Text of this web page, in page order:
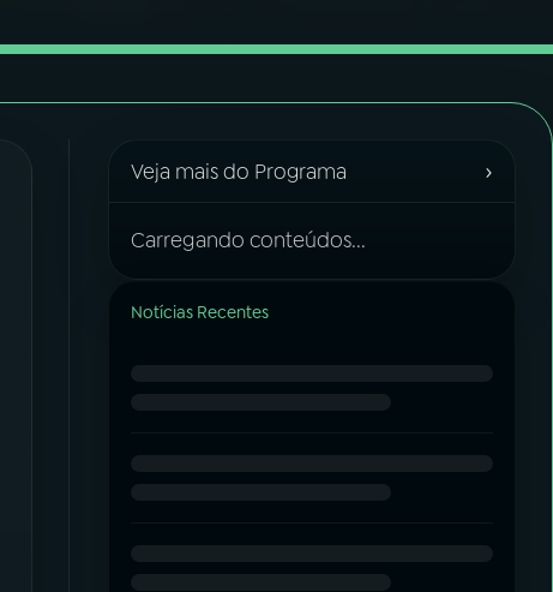
Veja mais do Programa ›
Carregando conteúdos...
Notícias Recentes